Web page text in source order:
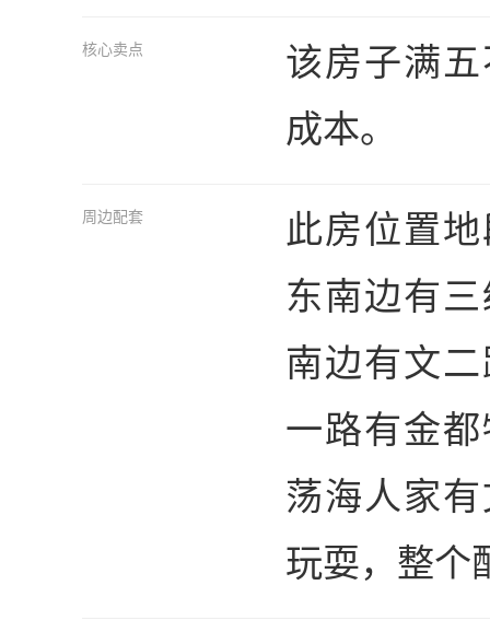
核心卖点
该房子满
成本。
周边配套
此房位置
东南边有
南边有文
一路有金
荡海人家
玩耍，整个